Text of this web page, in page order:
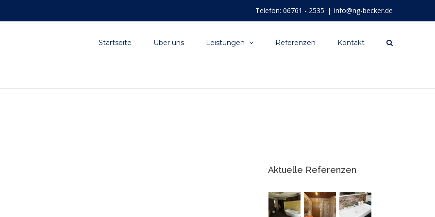
Telefon: 06761 - 2535 | info@ng-becker.de
Suche
nach:
Startseite Über uns Leistungen Referenzen Kontakt
Aktuelle Referenzen